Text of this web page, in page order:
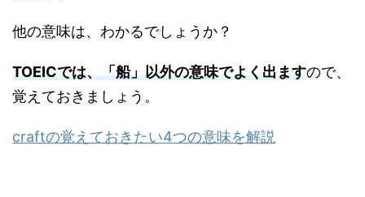
他の意味は、わかるでしょうか？
TOEICでは、「船」以外の意味でよく出ますので、
覚えておきましょう。
craftの覚えておきたい4つの意味を解説